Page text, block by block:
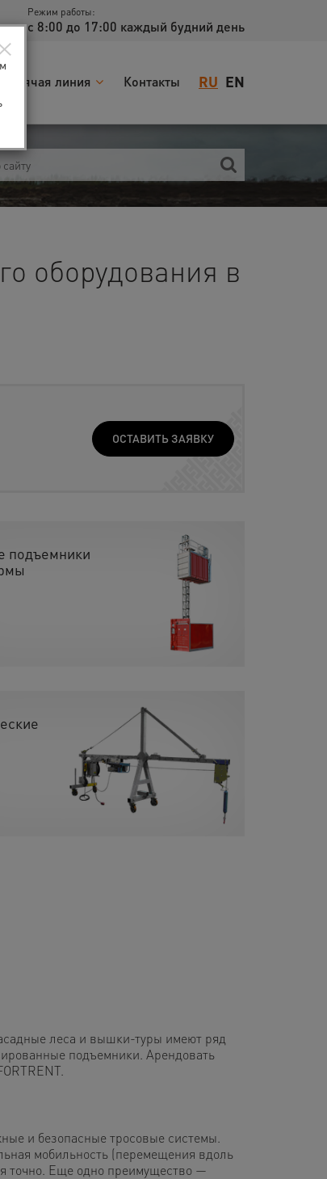
Режим работы:
с 8:00 до 17:00 каждый будний день
RU EN
Горячая линия Контакты
оборудования в
ОСТАВИТЬ ЗАЯВКУ
подъемники
леса и вышки-туры имеют ряд
подъемники. Арендовать
и безопасные тросовые системы.
мобильность (перемещения вдоль
точно. Еще одно преимущество —